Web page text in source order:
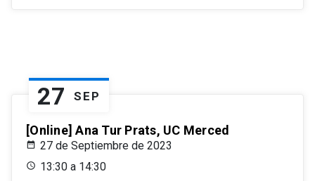
27 SEP
[Online] Ana Tur Prats, UC Merced
27 de Septiembre de 2023
13:30 a 14:30